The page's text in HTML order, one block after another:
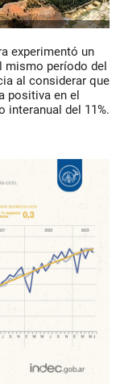
experimentó un
mismo período del
al considerar que
positiva en el
interanual del 11%.